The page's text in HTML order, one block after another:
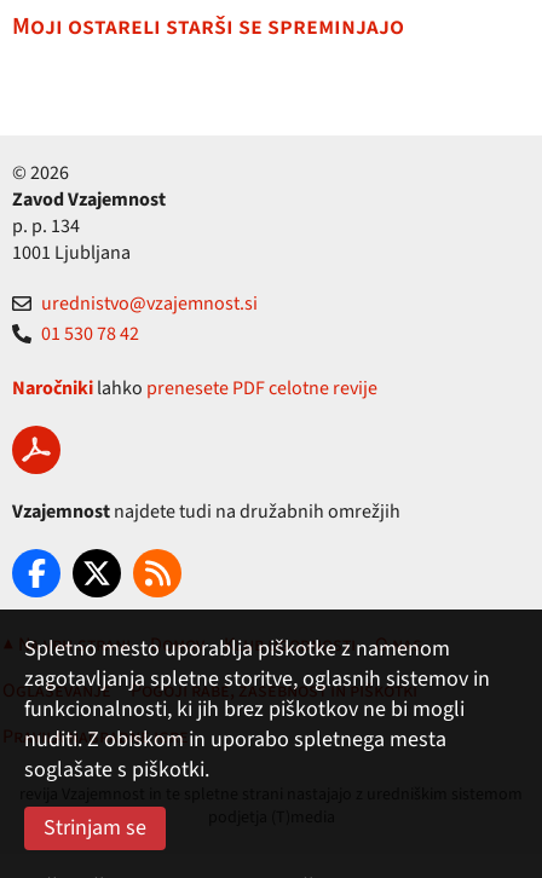
Moji ostareli starši se spreminjajo
© 2026
Zavod Vzajemnost
p. p. 134
1001 Ljubljana
urednistvo@vzajemnost.si
01 530 78 42
Naročnikilahko prenesete PDF celotne revije
Vzajemnostnajdete tudi na družabnih omrežjih
▲ Na vrh strani Domov Klub ugodnosti
O nas
Oglaševanje
Pogoji rabe, zasebnost in piškotki
Pravila nagradne igre
Spletno mesto uporablja piškotke z namenom
zagotavljanja spletne storitve, oglasnih sistemov in
funkcionalnosti, ki jih brez piškotkov ne bi mogli
nuditi. Z obiskom in uporabo spletnega mesta
soglašate s piškotki.